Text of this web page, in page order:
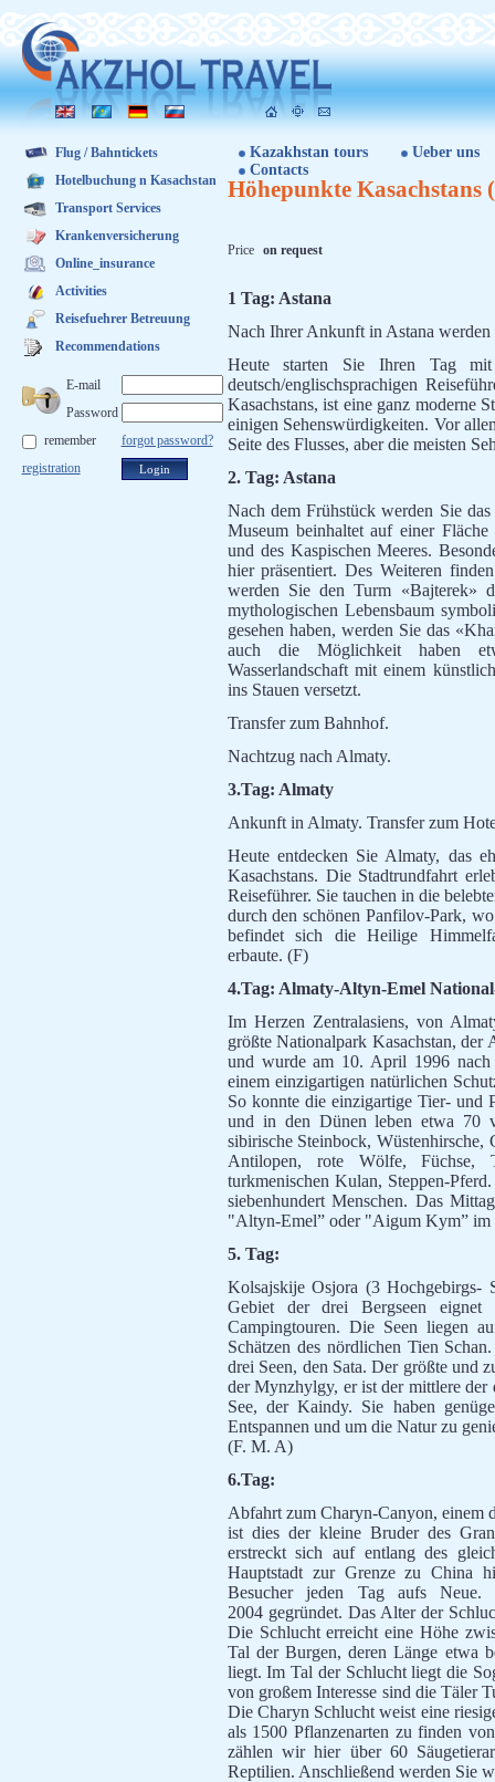
Kazakhstan tours
Ueber uns
Contacts
Flug / Bahntickets
Hotelbuchung n Kasachstan
Transport Services
Krankenversicherung
Online_insurance
Activities
Reisefuehrer Betreuung
Recommendations
E-mail
Password
forgot password?
remember
registration
Höhepunkte
Price on request
1 Tag: Astana
Nach Ihrer Ankunft in Astana werden
Heute starten Sie Ihren Tag
deutsch/englischsprachigen
Kasachstans, ist eine ganz moderne
einigen Sehenswürdigkeiten. Vor
Seite des Flusses, aber die meisten
2. Tag: Astana
Nach dem Frühstück werden Sie
Museum beinhaltet auf einer
und des Kaspischen Meeres.
hier präsentiert. Des Weiteren
werden Sie den Turm «Bajterek»
mythologischen Lebensbaum
gesehen haben, werden Sie das
auch die Möglichkeit haben
Wasserlandschaft mit einem
ins Stauen versetzt.
Transfer zum Bahnhof.
Nachtzug nach Almaty.
3.Tag: Almaty
Ankunft in Almaty. Transfer zum
Heute entdecken Sie Almaty, das
Kasachstans. Die Stadtrundfahrt
Reiseführer. Sie tauchen in die
durch den schönen Panfilov-Park,
befindet sich die Heilige
erbaute. (F)
4.Tag: Almaty-Altyn-Emel
Im Herzen Zentralasiens, von
größte Nationalpark Kasachstan,
und wurde am 10. April 1996 nach
einem einzigartigen natürlichen
So konnte die einzigartige Tier- und
und in den Dünen leben etwa 70
sibirische Steinbock, Wüstenhirsche,
Antilopen, rote Wölfe, Füchse,
turkmenischen Kulan, Steppen-
siebenhundert Menschen. Das
"Altyn-Emel” oder "Aigum Kym”
5. Tag:
Kolsajskije Osjora (3 Hochgebirgs-
Gebiet der drei Bergseen eignet
Campingtouren. Die Seen liegen
Schätzen des nördlichen Tien
drei Seen, den Sata. Der größte und
der Mynzhylgy, er ist der mittlere
See, der Kaindy. Sie haben
Entspannen und um die Natur zu
(F. M. A)
6.Tag:
Abfahrt zum Charyn-Canyon, einem
ist dies der kleine Bruder des
erstreckt sich auf entlang des
Hauptstadt zur Grenze zu China
Besucher jeden Tag aufs
2004 gegründet. Das Alter der
Die Schlucht erreicht eine Höhe
Tal der Burgen, deren Länge etwa
liegt. Im Tal der Schlucht liegt die
von großem Interesse sind die Täler
Die Charyn Schlucht weist eine
als 1500 Pflanzenarten zu finden
zählen wir hier über 60
Reptilien. Anschließend werden Sie